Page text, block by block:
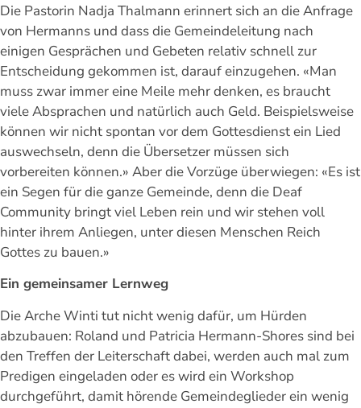
Die Pastorin Nadja Thalmann erinnert sich an die Anfrage
von Hermanns und dass die Gemeindeleitung nach
einigen Gesprächen und Gebeten relativ schnell zur
Entscheidung gekommen ist, darauf einzugehen. «Man
muss zwar immer eine Meile mehr denken, es braucht
viele Absprachen und natürlich auch Geld. Beispielsweise
können wir nicht spontan vor dem Gottesdienst ein Lied
auswechseln, denn die Übersetzer müssen sich
vorbereiten können.» Aber die Vorzüge überwiegen: «Es ist
ein Segen für die ganze Gemeinde, denn die Deaf
Community bringt viel Leben rein und wir stehen voll
hinter ihrem Anliegen, unter diesen Menschen Reich
Gottes zu bauen.»
Ein gemeinsamer Lernweg
Die Arche Winti tut nicht wenig dafür, um Hürden
abzubauen: Roland und Patricia Hermann-Shores sind bei
den Treffen der Leiterschaft dabei, werden auch mal zum
Predigen eingeladen oder es wird ein Workshop
durchgeführt, damit hörende Gemeindeglieder ein wenig